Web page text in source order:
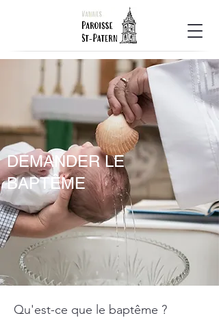
DEMANDER LE
BAPTÊME
Qu'est-ce que le baptême ?